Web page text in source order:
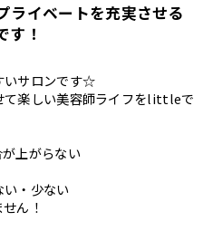
ライベートを充実させる
す！
いサロンです☆
て楽しい美容師ライフをlittleで
上がらない
い・少ない
ん！